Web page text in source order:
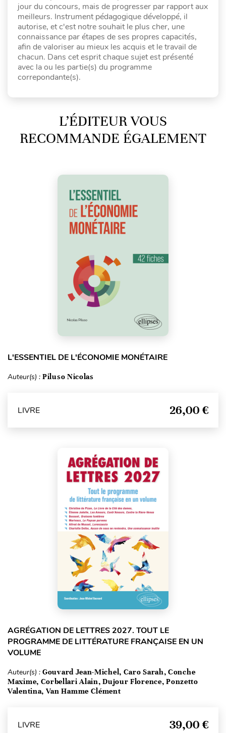
jour du concours, mais de progresser par rapport aux
meilleurs. Instrument pédagogique développé, il
autorise, et c'est notre souhait le plus cher, une
connaissance par étapes de ses propres capacités,
afin de valoriser au mieux les acquis et le travail de
chacun. Dans cet esprit chaque sujet est présenté
avec la ou les partie(s) du programme
correpondante(s).
L’ÉDITEUR VOUS
RECOMMANDE ÉGALEMENT
L'ESSENTIEL DE L'ÉCONOMIE MONÉTAIRE
Auteur(s) : Piluso Nicolas
LIVRE 26,00 €
AGRÉGATION DE LETTRES 2027. TOUT LE
PROGRAMME DE LITTÉRATURE FRANÇAISE EN UN
VOLUME
Auteur(s) : Gouvard Jean-Michel, Caro Sarah, Conche
Maxime, Corbellari Alain, Dujour Florence, Ponzetto
Valentina, Van Hamme Clément
LIVRE 39,00 €